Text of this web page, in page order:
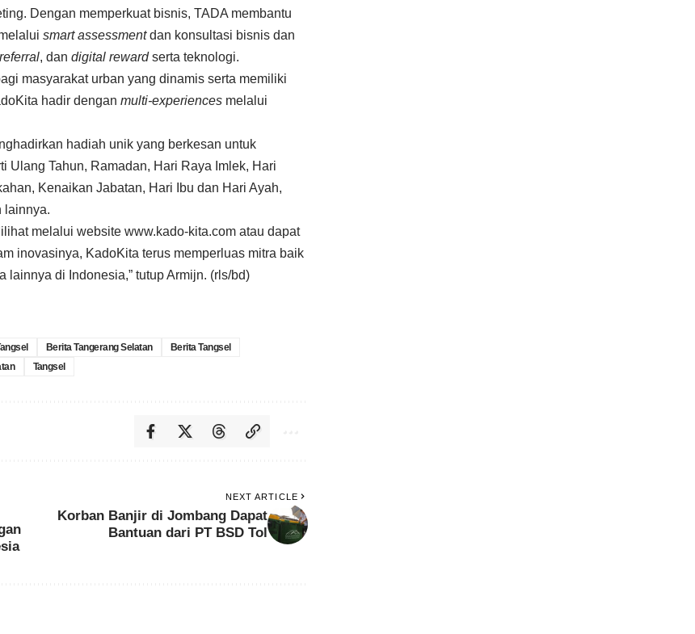
Dengan memperkuat bisnis, TADA membantu
smart assessmentdan konsultasi bisnis dan
, dan digital rewardserta teknologi.
masyarakat urban yang dinamis serta memiliki
hadir dengan multi-experiences melalui
hadiah unik yang berkesan untuk
Ulang Tahun, Ramadan, Hari Raya Imlek, Hari
Kenaikan Jabatan, Hari Ibu dan Hari Ayah,
lainnya.
melalui website www.kado-kita.com atau dapat
inovasinya, KadoKita terus memperluas mitra baik
lainnya di Indonesia,” tutup Armijn. (rls/bd)
Berita Tangerang Selatan
Berita Tangsel
Tangsel
NEXT ARTICLE
Korban Banjir di Jombang Dapat
Bantuan dari PT BSD Tol